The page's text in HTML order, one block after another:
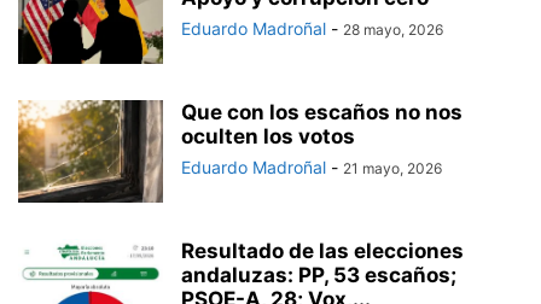
Eduardo Madroñal - 28 mayo, 2026
Que con los escaños no nos
oculten los votos
Eduardo Madroñal - 21 mayo, 2026
Resultado de las elecciones
andaluzas: PP, 53 escaños;
PSOE-A, 28; Vox,...